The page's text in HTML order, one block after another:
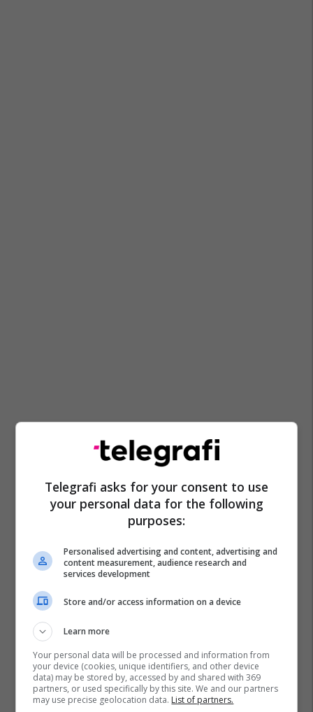
Telegrafi asks for your consent to use
your personal data for the following
purposes:
Personalised advertising and content, advertising and
content measurement, audience research and
services development
Store and/or access information on a device
Learn more
Your personal data will be processed and information from
your device (cookies, unique identifiers, and other device
data) may be stored by, accessed by and shared with 369
partners, or used specifically by this site. We and our partners
may use precise geolocation data. List of partners.